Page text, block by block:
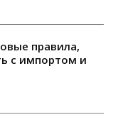
правила,
с импортом и